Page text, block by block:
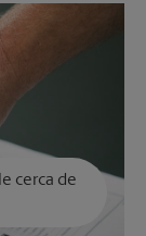
cerca de